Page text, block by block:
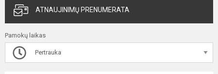
ATNAUJINIMŲ PRENUMERATA
Pamokų laikas
Pertrauka